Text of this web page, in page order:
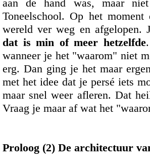
aan de hand was, maar
Toneelschool. Op het
wereld ver weg en afgelopen.
dat is min of meer hetzelfde
wanneer je het "waarom" niet
erg. Dan ging je het maar
met het idee dat je persé iets
maar snel weer afleren. Dat
Vraag je maar af wat het
Proloog (2) De architectuur